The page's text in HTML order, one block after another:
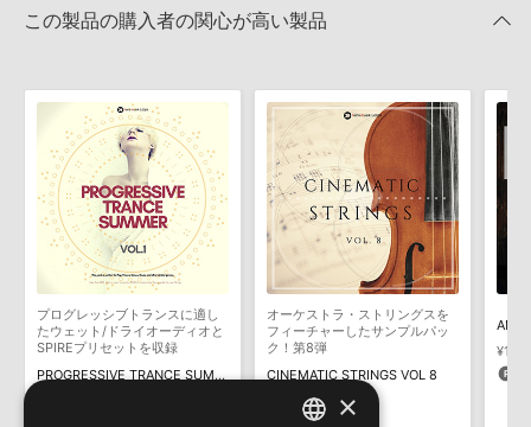
きます際には、NTFSやHFS＋でフォーマットされたHDDをご用意
いただく必要がございます。
知らせするメールの2通が送信されます。メールに記載されており
ます説明に沿って、製品のダウンロード／導入を行って下さい。
サンプルパック製品には、原則として日本語版操作マニュアルをご
用意しておりません。ご購入後のご不明点や詳細に関するお問い合
わせなどはテクニカルサポート
までご連絡ください。
デモソングは、製品収録サウンドを使ってできることを紹介するた
めのデモンストレーション用の楽曲です。原則として、デモソング
そのものをお使いいただくことはできません。また、デモソングを
構成する全てのサウンドが、サンプルパックに含まれていることを
保証するものではありません。
ダウンロード製品という性質上、一切の返品・返金はお受け付け致
しかねます。
2022.06.06
おります。ご覧頂くには、該当する製品をご購入頂く必要がございます。
ETHNIC STRINGS MELODIESのサポート情報
この製品の購入者の関心が高い製品
プログレッシブトランスに適し
たウェット/ドライオーディオと
SPIREプリセットを収録
PROGRESSIVE TRANCE SUMMER VOL 1
オーケストラ・ストリングスを
フィーチャーしたサンプルパッ
ク！第8弾
CINEMATIC STRINGS VOL 8
¥2,915
145pt
×